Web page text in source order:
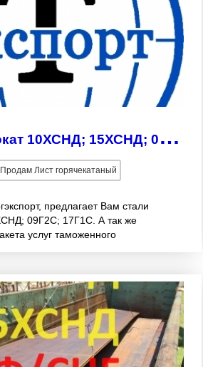
Л
истовой прокат 10ХСНД; 15ХСНД; 09Г2С; 17Г1С
Лист горячекатаный
предлагает Вам стали
09Г2С; 17Г1С. А так же
услуг таможенного